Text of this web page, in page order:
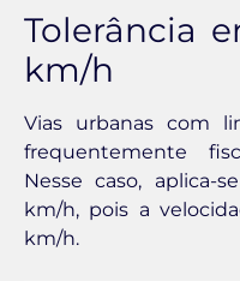
Tolerância
km/h
Vias urbanas com
frequentemente
Nesse caso,
km/h, pois a
km/h.